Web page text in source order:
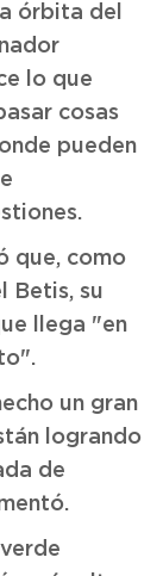
órbita del
lo que
cosas
pueden
que, como
Betis, su
llega "en
un gran
logrando
de